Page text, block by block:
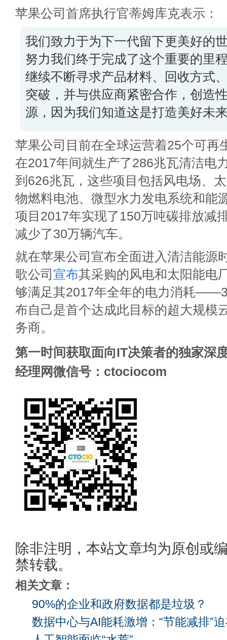
苹果公司首席执行官蒂姆库克表示：
我们致力于为下一代留下更美好的
努力我们终于完成了这个重要的里
继续不断寻求产品材料、回收方式
突破，并与供应商紧密合作，创造
源，因为我们知道这是打造美好未
苹果公司目前在全球运营着25个可再
在2017年间就生产了286兆瓦清洁电
到626兆瓦，这些项目包括风电场、
物燃料电池、微型水力发电系统和能
项目2017年实现了150万吨碳排放减
减少了30万辆汽车。
就在苹果公司宣布全面进入清洁能源
歌公司 宣布其采购的风电和太阳能电
够满足其2017年全年的电力消耗
布自己是首个达成此目标的超大规模
务商。
第一时间获取面向IT决策者的独家深
经理网微信号：ctociocom
除非注明，本站文章均为原创或
禁转载。
相关文章：
90%的企业和政府数据都是垃圾？
数据中心与AI能耗激增：“节能减排”